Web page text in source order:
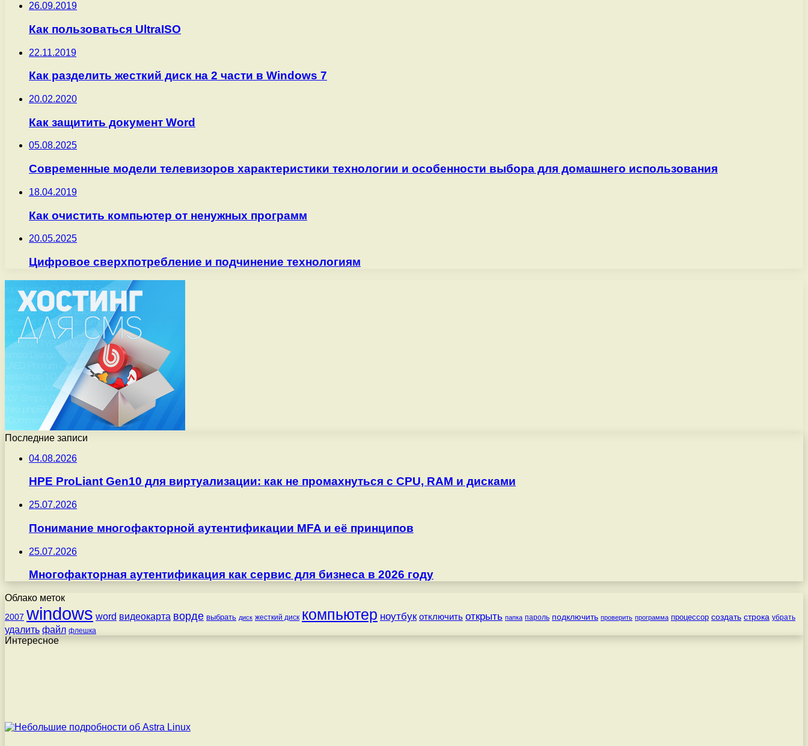
26.09.2019
Как пользоваться UltraISO
22.11.2019
Как разделить жесткий диск на 2 части в Windows 7
20.02.2020
Как защитить документ Word
05.08.2025
Современные модели телевизоров характеристики технологии и особенности выбора для домашнего использования
18.04.2019
Как очистить компьютер от ненужных программ
20.05.2025
Цифровое сверхпотребление и подчинение технологиям
Последние записи
04.08.2026
HPE ProLiant Gen10 для виртуализации: как не промахнуться с CPU, RAM и дисками
25.07.2026
Понимание многофакторной аутентификации MFA и её принципов
25.07.2026
Многофакторная аутентификация как сервис для бизнеса в 2026 году
Облако меток
2007 windows word видеокарта ворде выбрать диск жесткий диск компьютер ноутбук отключить открыть папка пароль подключить проверить программа процессор создать строка убрать
удалить файл флешка
Интересное